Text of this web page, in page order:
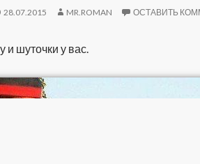
28.07.2015 MR.ROMAN ОСТАВИТЬ
и шуточки у вас.